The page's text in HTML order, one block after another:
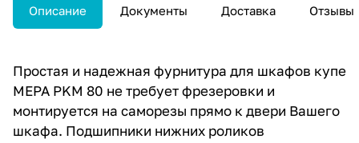
Описание Документы Доставка Отзывы
Простая и надежная фурнитура для шкафов купе
MEPA PKM 80 не требует фрезеровки и
монтируется на саморезы прямо к двери Вашего
шкафа. Подшипники нижних роликов